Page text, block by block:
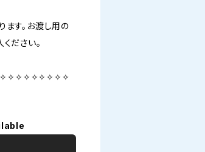
す。お渡し用の
ださい。